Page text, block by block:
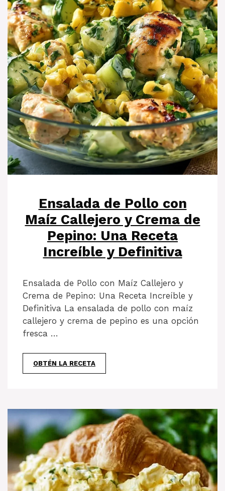
Ensalada de Pollo con
Maíz Callejero y Crema de
Pepino: Una Receta
Increíble y Definitiva
Ensalada de Pollo con Maíz Callejero y
Crema de Pepino: Una Receta Increíble y
Definitiva La ensalada de pollo con maíz
callejero y crema de pepino es una opción
fresca …
OBTÉN LA RECETA